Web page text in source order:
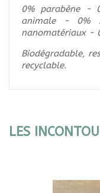
0% parabène -
animale - 0%
nanomatériaux -
Biodégradable,
recyclable.
LES